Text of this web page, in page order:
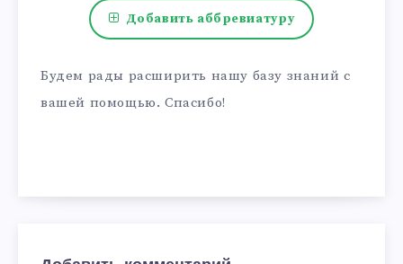
Добавить аббревиатуру
Будем рады расширить нашу базу знаний с
вашей помощью. Спасибо!